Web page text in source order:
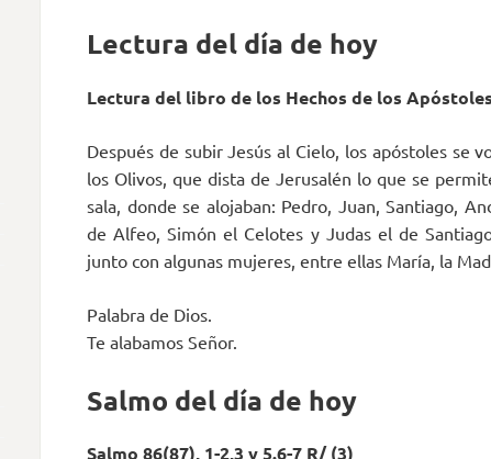
Lectura del día de hoy
Lectura del libro de los Hechos de los
Después de subir Jesús al Cielo, los apóstoles se
los Olivos, que dista de Jerusalén lo que se
sala, donde se alojaban: Pedro, Juan, Santiago,
de Alfeo, Simón el Celotes y Judas el de
junto con algunas mujeres, entre ellas María, la
Palabra de Dios.
Te alabamos Señor.
Salmo del día de hoy
Salmo 86(87), 1-2,3 y 5.6-7 R/ (3)